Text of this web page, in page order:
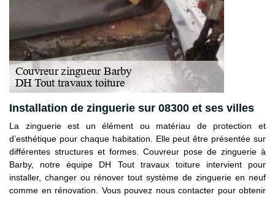
Installation de zinguerie sur 08300 et ses villes
La zinguerie est un élément ou matériau de protection et
d’esthétique pour chaque habitation. Elle peut être présentée sur
différentes structures et formes. Couvreur pose de zinguerie à
Barby, notre équipe DH Tout travaux toiture intervient pour
installer, changer ou rénover tout système de zinguerie en neuf
comme en rénovation. Vous pouvez nous contacter pour obtenir